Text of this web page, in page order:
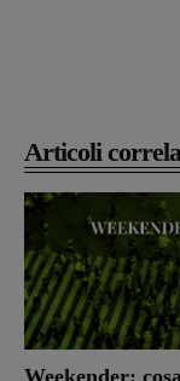
Articoli
Weekender: